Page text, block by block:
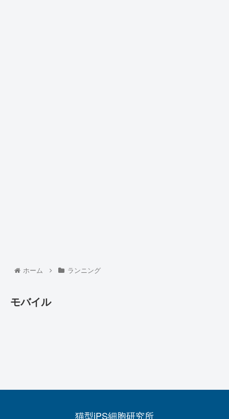
ホーム ランニング
モバイル
猫型iPS細胞研究所